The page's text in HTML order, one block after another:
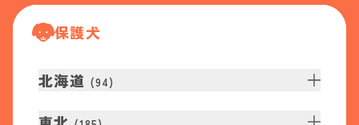
保護犬
北海道 (94)